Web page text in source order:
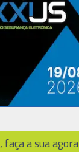
, faça a sua agora